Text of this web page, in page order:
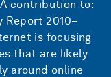
contribution to:
Report 2010–
is focusing
that are likely
around online